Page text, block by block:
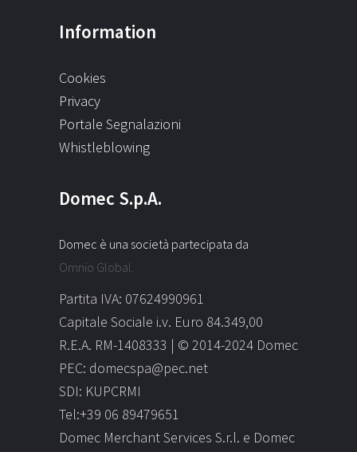
Information
Cookies
Privacy
Portale Segnalazioni
Whistleblowing
Domec S.p.A.
Domec è una società partecipata da
Omnio Global.
Partita IVA: 07624990961
Capitale Sociale i.v. Euro 84.349,00
R.E.A. RM-1408333 | © 2014-2024 Domec
PEC: domecspa@pec.net
SDI: KUPCRMI
Tel:+39 06 89479651
Domec Merchant Services S.r.l. e Domec